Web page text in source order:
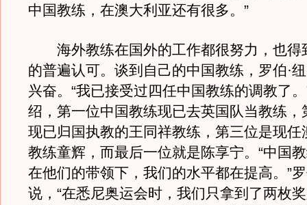
中国教练，在澳大利亚还有很多。”
海外教练在国外的工作都很努力，也得
的普遍认可。谈到自己的中国教练，罗伯·
兴奋。“我已接受过四任中国教练的调教了
绍，第一位中国教练现已去英国队当教练，
现已归国执教的王同祥教练，第三位是现任
教练童辉，而最后一位就是陈享宁。“中国
在他们的带领下，我们的水平都在提高。”
说，“在悉尼奥运会时，我们只拿到了两枚